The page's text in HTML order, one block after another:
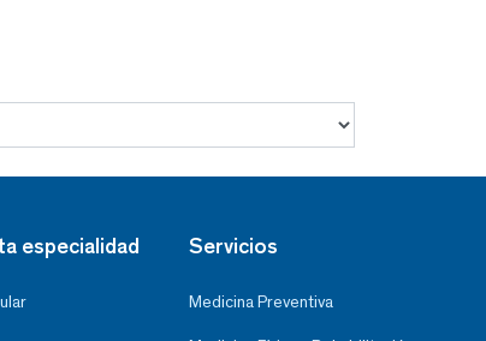
especialidad Servicios
Medicina Preventiva